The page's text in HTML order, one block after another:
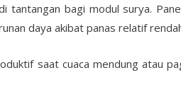
tantangan bagi modul surya.
daya akibat panas relatif
saat cuaca mendung atau